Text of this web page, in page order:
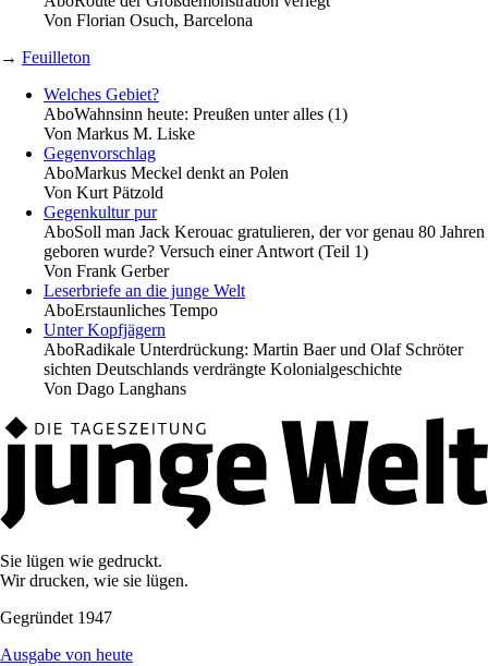
Von Florian Osuch, Barcelona
→ Feuilleton
Welches Gebiet?
AboWahnsinn heute: Preußen unter alles (1)
Von Markus M. Liske
Gegenvorschlag
AboMarkus Meckel denkt an Polen
Von Kurt Pätzold
Gegenkultur pur
AboSoll man Jack Kerouac gratulieren, der vor genau 80 Jahren
geboren wurde? Versuch einer Antwort (Teil 1)
Von Frank Gerber
Leserbriefe an die junge Welt
AboErstaunliches Tempo
Unter Kopfjägern
AboRadikale Unterdrückung: Martin Baer und Olaf Schröter
sichten Deutschlands verdrängte Kolonialgeschichte
Von Dago Langhans
Sie lügen wie gedruckt.
Wir drucken, wie sie lügen.
Gegründet 1947
Ausgabe von heute